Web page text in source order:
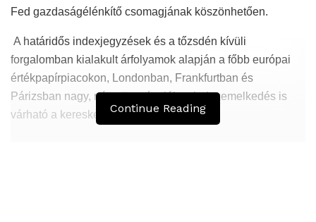
Fed gazdaságélénkítő csomagjának köszönhetően.
A határidős indexjegyzések és a tőzsdén kívüli
forgalomban kialakult árfolyamok alapján a főbb európai
értékpapírpiacokon, Londonban, Frankfurtban és
Párizsban nagy, négy-öt százalékos indexemelkedés is
várható a kereskedés kezdetén.
Continue Reading